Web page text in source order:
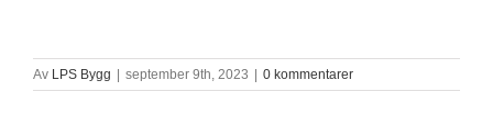
Av LPS Bygg september 9th, 2023 0 kommentarer